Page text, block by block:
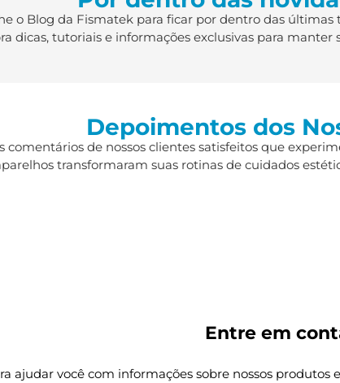
o Blog da Fismatek para ficar por dentro das
dicas, tutoriais e informações exclusivas para manter
Depoimentos dos
comentários de nossos clientes satisfeitos que
transformaram suas rotinas de cuidados
Entre em
ajudar você com informações sobre nossos